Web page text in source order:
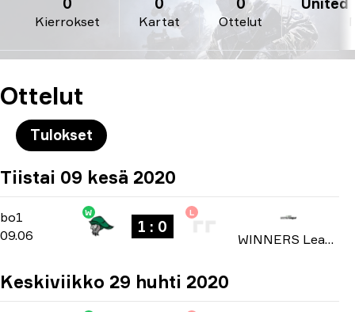
Kierrokset Kartat Ottelut
Ottelut
Tulokset
Tiistai 09 kesä 2020
bo1 Group Stage-
bo1
09.06
W
1 : 0
L
WINNERS League: North America Invite Division season 4 2020
Keskiviikko 29 huhti 2020